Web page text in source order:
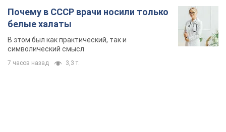
Почему в СССР врачи носили только
белые халаты
В этом был как практический, так и
символический смысл
7 часов назад 3,3 т.